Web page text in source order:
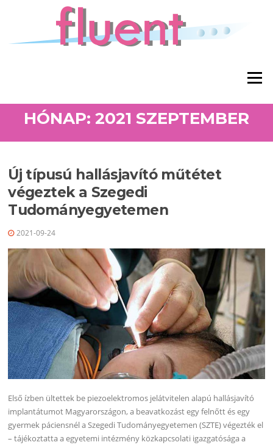
Ugrás a tartalomra
Menü
HÓNAP: 2021 SZEPTEMBER
Új típusú hallásjavító műtétet
végeztek a Szegedi
Tudományegyetemen
2021-09-24
Első ízben ültettek be piezoelektromos jelátvitelen alapú hallásjavító
implantátumot Magyarországon, a beavatkozást egy felnőtt és egy
gyermek páciensnél a Szegedi Tudományegyetemen (SZTE) végezték el
– tájékoztatta a egyetemi intézmény közkapcsolati igazgatósága a